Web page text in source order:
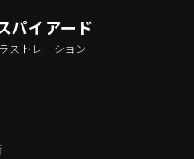
パイアード
ストレーション